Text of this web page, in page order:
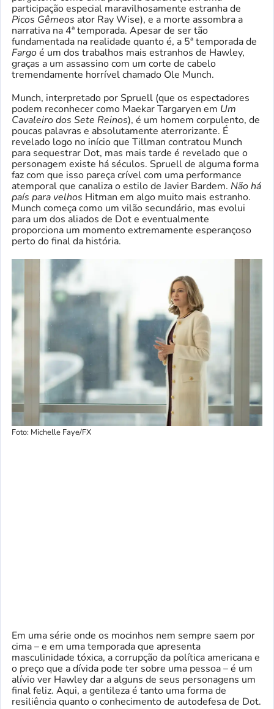
participação especial maravilhosamente estranha de
Picos Gêmeos ator Ray Wise), e a morte assombra a
narrativa na 4ª temporada. Apesar de ser tão
fundamentada na realidade quanto é, a 5ª temporada de
Fargoé um dos trabalhos mais estranhos de Hawley,
graças a um assassino com um corte de cabelo
tremendamente horrível chamado Ole Munch.
Munch, interpretado por Spruell (que os espectadores
podem reconhecer como Maekar Targaryen em Um
Cavaleiro dos Sete Reinos), é um homem corpulento, de
poucas palavras e absolutamente aterrorizante. É
revelado logo no início que Tillman contratou Munch
para sequestrar Dot, mas mais tarde é revelado que o
personagem existe há séculos. Spruell de alguma forma
faz com que isso pareça crível com uma performance
atemporal que canaliza o estilo de Javier Bardem. Não há
país para velhos Hitman em algo muito mais estranho.
Munch começa como um vilão secundário, mas evolui
para um dos aliados de Dot e eventualmente
proporciona um momento extremamente esperançoso
perto do final da história.
Foto: Michelle Faye/FX
Em uma série onde os mocinhos nem sempre saem por
cima – e em uma temporada que apresenta
masculinidade tóxica, a corrupção da política americana e
o preço que a dívida pode ter sobre uma pessoa – é um
alívio ver Hawley dar a alguns de seus personagens um
final feliz. Aqui, a gentileza é tanto uma forma de
resiliência quanto o conhecimento de autodefesa de Dot.